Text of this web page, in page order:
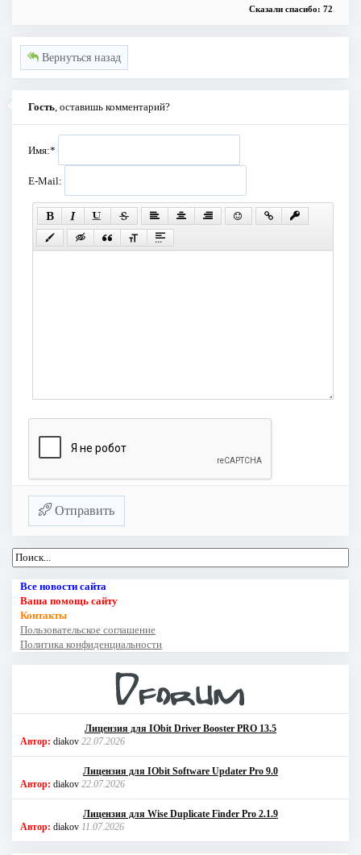
Сказали спасибо: 72
Вернуться назад
Гость , оставишь комментарий?
Имя:*
E-Mail:
Отправить
Все новости сайта
Ваша помощь сайту
Контакты
Пользовательское соглашение
Политика конфиденциальности
Лицензия для IObit Driver Booster PRO 13.5
Автор: diakov 22.07.2026
Лицензия для IObit Software Updater Pro 9.0
Автор: diakov 22.07.2026
Лицензия для Wise Duplicate Finder Pro 2.1.9
Автор: diakov 11.07.2026